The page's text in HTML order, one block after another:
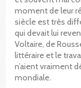
moment de leur
siècle est très
qui devait lui
Voltaire, de
littéraire et le
n’aient vraiment
mondiale.